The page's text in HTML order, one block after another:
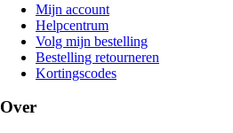
Mijn account
Helpcentrum
Volg mijn bestelling
Bestelling retourneren
Kortingscodes
Over